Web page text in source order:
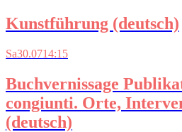
Kunstführung (deutsch)
Sa30.0714:15
Buchvernissage
congiunti. Orte,
(deutsch)